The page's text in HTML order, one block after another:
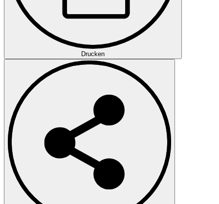
Drucken